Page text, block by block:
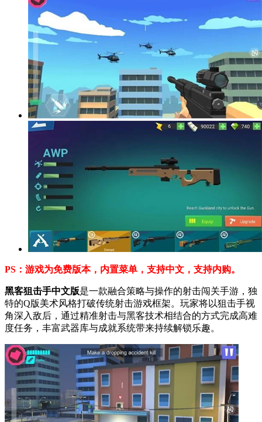
PS：游戏为免费版本，内置菜单，支持中文，支持内购。
黑客狙击手中文版是一款融合策略与操作的射击闯关手游，独
特的Q版美术风格打破传统射击游戏框架。玩家将以狙击手视
角深入敌后，通过精准射击与黑客技术相结合的方式完成高难
度任务，丰富武器库与成就系统带来持续解锁乐趣。